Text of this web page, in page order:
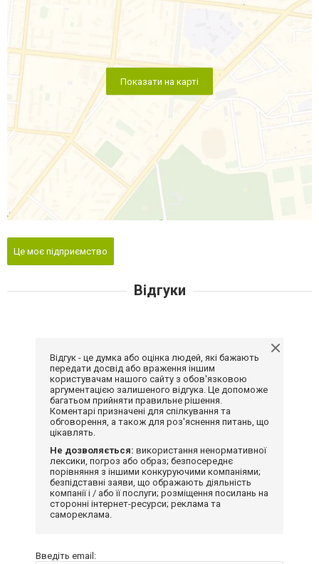
Показати на карті
Це моє підприємство
Відгуки
Відгук - це думка або оцінка людей, які бажають
передати досвід або враження іншим
користувачам нашого сайту з обов'язковою
аргументацією залишеного відгука. Це допоможе
багатьом прийняти правильне рішення.
Коментарі призначені для спілкування та
обговорення, а також для роз'яснення питань, що
цікавлять.
Не дозволяється: використання ненормативної
лексики, погроз або образ; безпосереднє
порівняння з іншими конкуруючими компаніями;
безпідставні заяви, що ображають діяльність
компанії і / або її послуги; розміщення посилань на
сторонні інтернет-ресурси; реклама та
самореклама.
Введіть email: